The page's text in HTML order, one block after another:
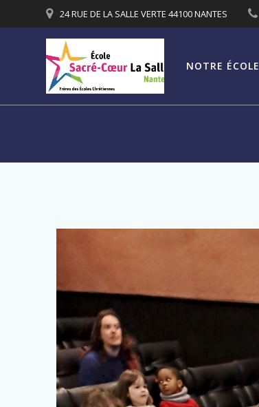
au
24 RUE DE LA SALLE VERTE 44100 NANTES
NOTRE ÉCOLE